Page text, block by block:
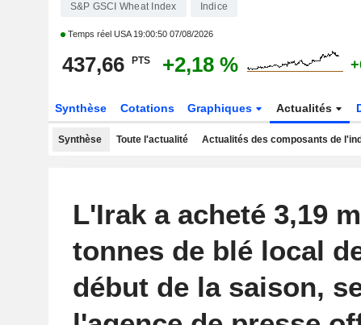
S&P GSCI Wheat Index Indice
Temps réel USA 19:00:50 07/08/2026
437,66 PTS +2,18 %
Synthèse Cotations Graphiques Actualités
Synthèse Toute l'actualité Actualités des composants de
L'Irak a acheté 3,19
tonnes de blé local
début de la saison,